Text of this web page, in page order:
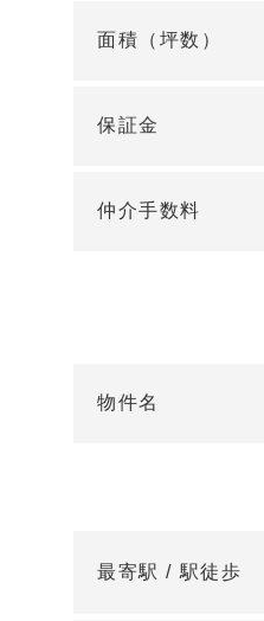
面積（坪数）
保証金
仲介手数料
物件名
最寄駅 / 駅徒歩